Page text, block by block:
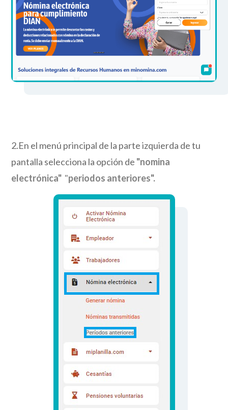
2.En el menú principal de la parte izquierda de tu
pantalla selecciona la opción de "nomina
electrónica" "periodos anteriores".